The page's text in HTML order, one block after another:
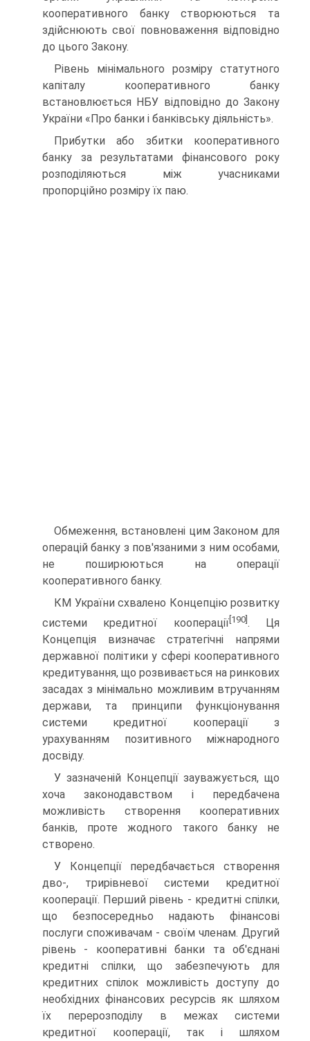
кооперативного банку створюються та
здійснюють свої повноваження відповідно
до цього Закону.
Рівень мінімального розміру статутного
капіталу коопе­ративного банку
встановлюється НБУ відповідно до Закону
України «Про банки і банківську діяльність».
Прибутки або збитки кооперативного
банку за результа­тами фінансового року
розподіляються між учасниками
пропорційно розміру їх паю.
Обмеження, встановлені цим Законом для
операцій ба­нку з пов'язаними з ним особами,
не поширюються на опе­рації
кооперативного банку.
КМ України схвалено Концепцію розвитку
системи креди­тної кооперації[190]. Ця
Концепція визначає стратегічні напрями
державної політики у сфері кооперативного
кредитування, що розвивається на ринкових
засадах з мінімально можливим втручанням
держави, та принципи функціонування
систе­ми кредитної кооперації з
урахуванням позитивного міжна­родного
досвіду.
У зазначеній Концепції зауважується, що
хоча законо­давством і передбачена
можливість створення кооператив­них
банків, проте жодного такого банку не
створено.
У Концепції передбачається створення
дво-, трирівневої системи кредитної
кооперації. Перший рівень - кредитні спі­лки,
що безпосередньо надають фінансові
послуги спожива­чам - своїм членам. Другий
рівень - кооперативні банки та об'єднані
кредитні спілки, що забезпечують для
кредитних спілок можливість доступу до
необхідних фінансових ресур­сів як шляхом
їх перерозподілу в межах системи
кредитної кооперації, так і шляхом